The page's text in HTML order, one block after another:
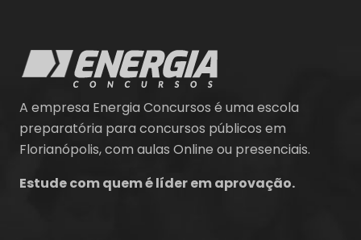
A empresa Energia Concursos é uma escola
preparatória para concursos públicos em
Florianópolis, com aulas Online ou presenciais.
Estude com quem é líder em aprovação.